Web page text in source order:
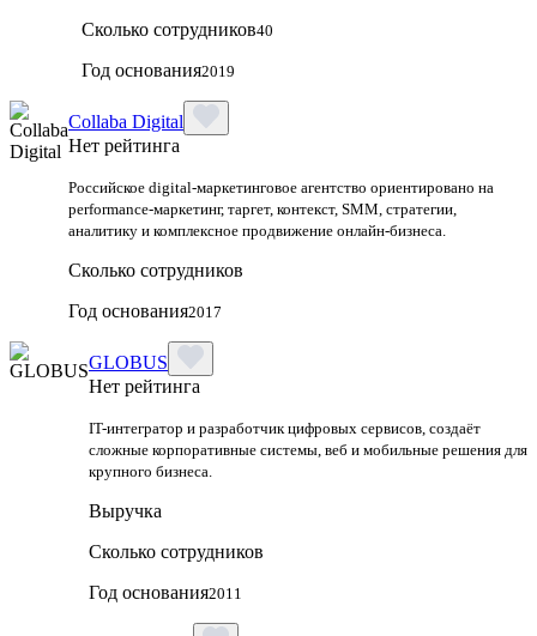
Сколько сотрудников40
Год основания2019
Collaba Digital
Нет рейтинга
Российское digital-маркетинговое агентство ориентировано на
performance-маркетинг, таргет, контекст, SMM, стратегии,
аналитику и комплексное продвижение онлайн-бизнеса.
Сколько сотрудников
Год основания2017
GLOBUS
Нет рейтинга
IT-интегратор и разработчик цифровых сервисов, создаёт
сложные корпоративные системы, веб и мобильные решения для
крупного бизнеса.
Выручка
Сколько сотрудников
Год основания2011